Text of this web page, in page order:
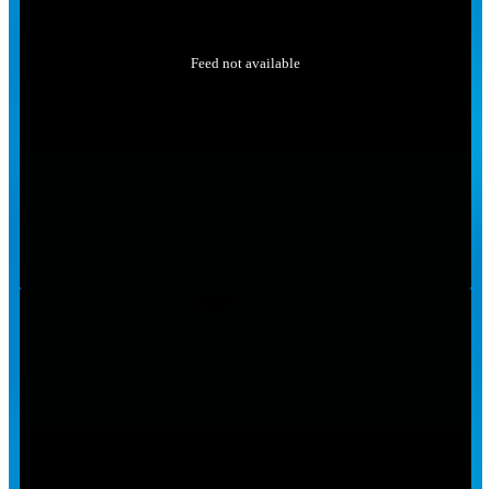
Feed not available